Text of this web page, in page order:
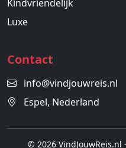
Kindvriendelijk
Luxe
Contact
info@vindjouwreis.nl
Espel, Nederland
© 2026